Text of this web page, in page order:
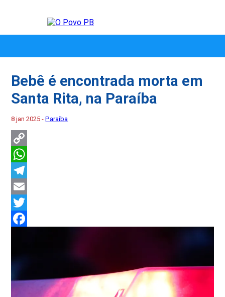
Bebê é encontrada morta em
Santa Rita, na Paraíba
8 jan 2025 -Paraíba
Copy
Link
WhatsApp
Telegram
Email
Twitter